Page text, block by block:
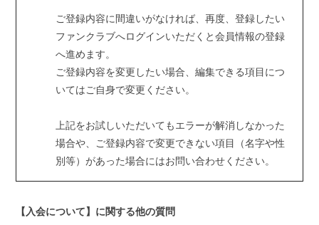
ご登録内容に間違いがなければ、再度、登録したい
ファンクラブへログインいただくと会員情報の登録
へ進めます。
ご登録内容を変更したい場合、編集できる項目につ
いてはご自身で変更ください。
上記をお試しいただいてもエラーが解消しなかった
場合や、ご登録内容で変更できない項目（名字や性
別等）があった場合にはお問い合わせください。
【入会について】に関する他の質問